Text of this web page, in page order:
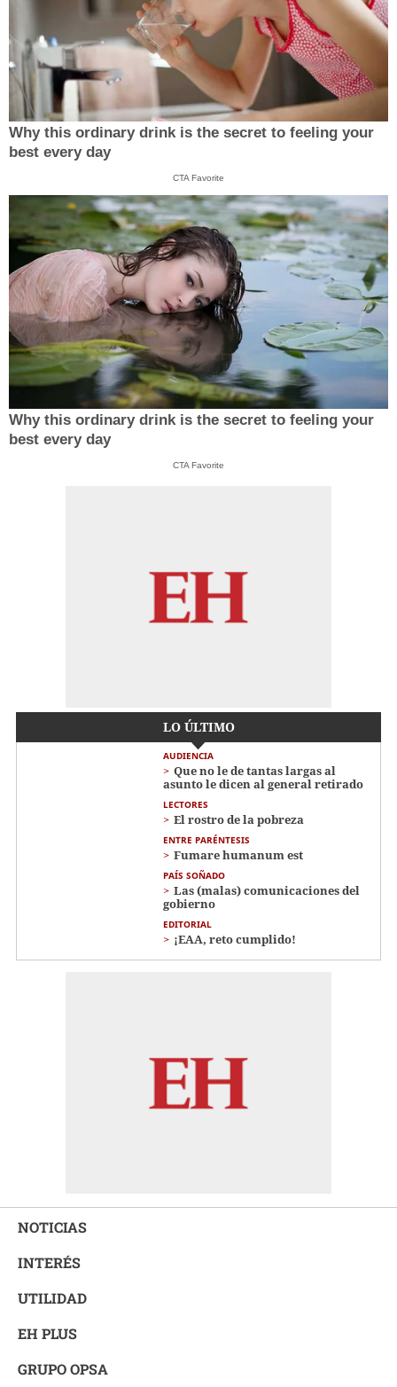
Why this ordinary drink is the secret to feeling your
best every day
CTA Favorite
Why this ordinary drink is the secret to feeling your
best every day
CTA Favorite
LO ÚLTIMO
AUDIENCIA
Que no le de tantas largas al
asunto le dicen al general retirado
LECTORES
El rostro de la pobreza
ENTRE PARÉNTESIS
Fumare humanum est
PAÍS SOÑADO
Las (malas) comunicaciones del
gobierno
EDITORIAL
¡EAA, reto cumplido!
NOTICIAS
INTERÉS
UTILIDAD
EH PLUS
GRUPO OPSA